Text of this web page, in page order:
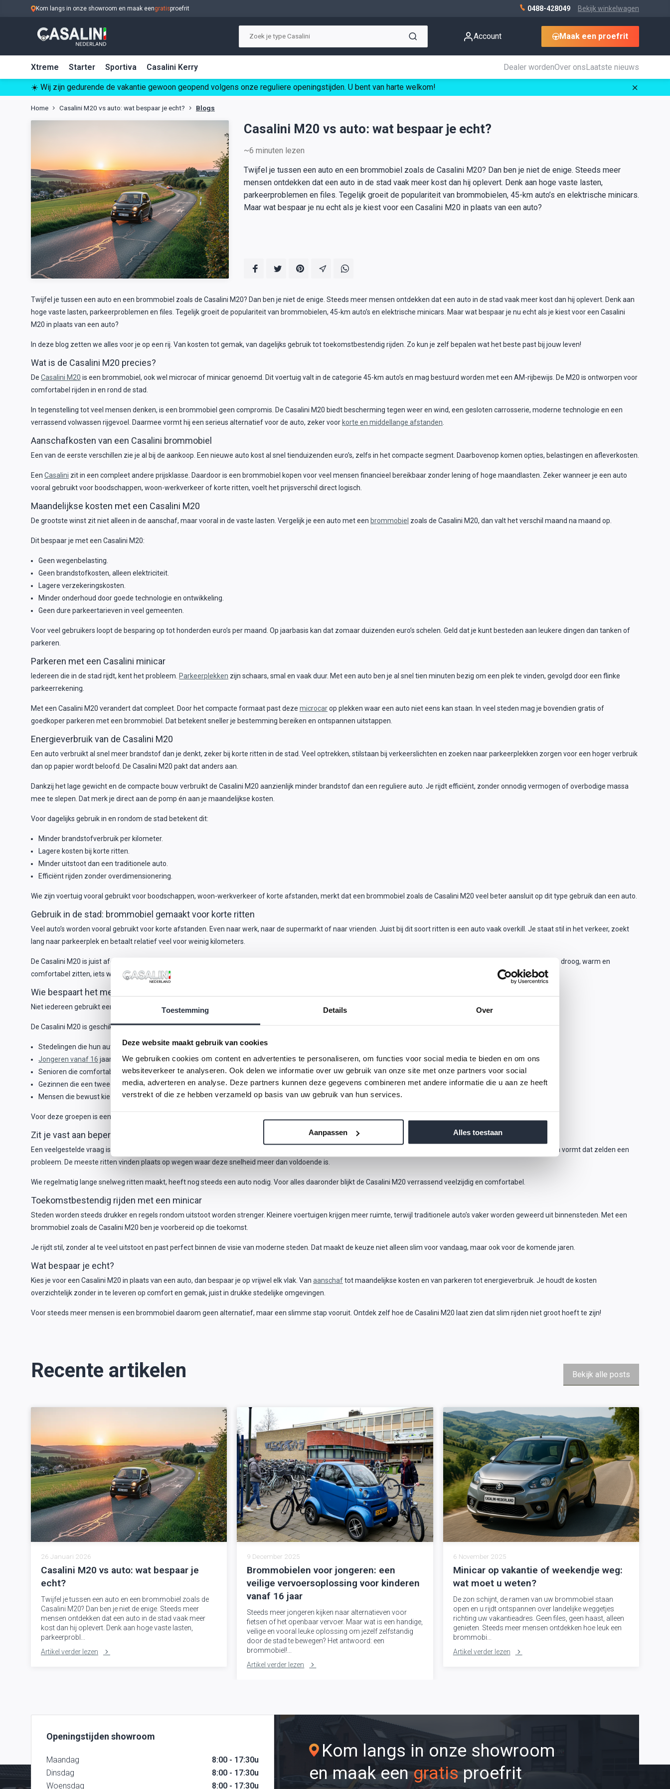
Toestemming Details Over
Deze website maakt gebruik van cookies
We gebruiken cookies om content en advertenties te personaliseren, om functies voor social media te bieden en om ons
websiteverkeer te analyseren. Ook delen we informatie over uw gebruik van onze site met onze partners voor social
media, adverteren en analyse. Deze partners kunnen deze gegevens combineren met andere informatie die u aan ze heeft
verstrekt of die ze hebben verzameld op basis van uw gebruik van hun services.
Aanpassen Alles toestaan
Kom langs in onze showroom en maak eengratisproefrit 0488-428049 Bekijk winkelwagen
Account Maak een proefrit
Xtreme Starter Sportiva Casalini Kerry Dealer wordenOver onsLaatste nieuws
☀️ Wij zijn gedurende de vakantie gewoon geopend volgens onze reguliere openingstijden. U bent van harte welkom!
Home Casalini M20 vs auto: wat bespaar je echt? Blogs
Casalini M20 vs auto: wat bespaar je echt?
~6 minuten lezen
Twijfel je tussen een auto en een brommobiel zoals de Casalini M20? Dan ben je niet de enige. Steeds meer
mensen ontdekken dat een auto in de stad vaak meer kost dan hij oplevert. Denk aan hoge vaste lasten,
parkeerproblemen en files. Tegelijk groeit de populariteit van brommobielen, 45-km auto’s en elektrische minicars.
Maar wat bespaar je nu echt als je kiest voor een Casalini M20 in plaats van een auto?
Twijfel je tussen een auto en een brommobiel zoals de Casalini M20? Dan ben je niet de enige. Steeds meer mensen ontdekken dat een auto in de stad vaak meer kost dan hij oplevert. Denk aan
hoge vaste lasten, parkeerproblemen en files. Tegelijk groeit de populariteit van brommobielen, 45-km auto’s en elektrische minicars. Maar wat bespaar je nu echt als je kiest voor een Casalini
M20 in plaats van een auto?
In deze blog zetten we alles voor je op een rij. Van kosten tot gemak, van dagelijks gebruik tot toekomstbestendig rijden. Zo kun je zelf bepalen wat het beste past bij jouw leven!
Wat is de Casalini M20 precies?
De Casalini M20 is een brommobiel, ook wel microcar of minicar genoemd. Dit voertuig valt in de categorie 45-km auto’s en mag bestuurd worden met een AM-rijbewijs. De M20 is ontworpen voor
comfortabel rijden in en rond de stad.
In tegenstelling tot veel mensen denken, is een brommobiel geen compromis. De Casalini M20 biedt bescherming tegen weer en wind, een gesloten carrosserie, moderne technologie en een
verrassend volwassen rijgevoel. Daarmee vormt hij een serieus alternatief voor de auto, zeker voor korte en middellange afstanden.
Aanschafkosten van een Casalini brommobiel
Een van de eerste verschillen zie je al bij de aankoop. Een nieuwe auto kost al snel tienduizenden euro’s, zelfs in het compacte segment. Daarbovenop komen opties, belastingen en afleverkosten.
Een Casalini zit in een compleet andere prijsklasse. Daardoor is een brommobiel kopen voor veel mensen financieel bereikbaar zonder lening of hoge maandlasten. Zeker wanneer je een auto
vooral gebruikt voor boodschappen, woon-werkverkeer of korte ritten, voelt het prijsverschil direct logisch.
Maandelijkse kosten met een Casalini M20
De grootste winst zit niet alleen in de aanschaf, maar vooral in de vaste lasten. Vergelijk je een auto met een brommobiel zoals de Casalini M20, dan valt het verschil maand na maand op.
Dit bespaar je met een Casalini M20:
Geen wegenbelasting.
Geen brandstofkosten, alleen elektriciteit.
Lagere verzekeringskosten.
Minder onderhoud door goede technologie en ontwikkeling.
Geen dure parkeertarieven in veel gemeenten.
Voor veel gebruikers loopt de besparing op tot honderden euro’s per maand. Op jaarbasis kan dat zomaar duizenden euro’s schelen. Geld dat je kunt besteden aan leukere dingen dan tanken of
parkeren.
Parkeren met een Casalini minicar
Iedereen die in de stad rijdt, kent het probleem. Parkeerplekken zijn schaars, smal en vaak duur. Met een auto ben je al snel tien minuten bezig om een plek te vinden, gevolgd door een flinke
parkeerrekening.
Met een Casalini M20 verandert dat compleet. Door het compacte formaat past deze microcarop plekken waar een auto niet eens kan staan. In veel steden mag je bovendien gratis of
goedkoper parkeren met een brommobiel. Dat betekent sneller je bestemming bereiken en ontspannen uitstappen.
Energieverbruik van de Casalini M20
Een auto verbruikt al snel meer brandstof dan je denkt, zeker bij korte ritten in de stad. Veel optrekken, stilstaan bij verkeerslichten en zoeken naar parkeerplekken zorgen voor een hoger verbruik
dan op papier wordt beloofd. De Casalini M20 pakt dat anders aan.
Dankzij het lage gewicht en de compacte bouw verbruikt de Casalini M20 aanzienlijk minder brandstof dan een reguliere auto. Je rijdt efficiënt, zonder onnodig vermogen of overbodige massa
mee te slepen. Dat merk je direct aan de pomp én aan je maandelijkse kosten.
Voor dagelijks gebruik in en rondom de stad betekent dit:
Minder brandstofverbruik per kilometer.
Lagere kosten bij korte ritten.
Minder uitstoot dan een traditionele auto.
Efficiënt rijden zonder overdimensionering.
Wie zijn voertuig vooral gebruikt voor boodschappen, woon-werkverkeer of korte afstanden, merkt dat een brommobiel zoals de Casalini M20 veel beter aansluit op dit type gebruik dan een auto.
Gebruik in de stad: brommobiel gemaakt voor korte ritten
Veel auto’s worden vooral gebruikt voor korte afstanden. Even naar werk, naar de supermarkt of naar vrienden. Juist bij dit soort ritten is een auto vaak overkill. Je staat stil in het verkeer, zoekt
lang naar parkeerplek en betaalt relatief veel voor weinig kilometers.
De Casalini M20 is juist afgestemd op dit type gebruik. Wendbaar, stil en overzichtelijk. In druk stadsverkeer voelt een
vaak fijner dan een grote auto. Daarbij blijf je droog, warm en
comfortabel zitten, iets wat scooters en fietsen niet bieden.
Wie bespaart het meest met een Casalini M20?
Niet iedereen gebruikt een voertuig op dezelfde manier. Toch zijn er duidelijke doelgroepen voor wie een brommobiel kopen financieel en interessant is.
De Casalini M20 is geschikt voor:
Stedelingen die hun auto vooral lokaal gebruiken.
Jongeren vanaf 16 jaar die zelfstandig willen rijden.
Senioren die comfortabel en overzichtelijk willen rijden.
Gezinnen die een tweede voertuig zoeken.
Mensen die bewust kiezen voor zuinig rijden.
Voor deze groepen is een auto vaak duurder dan nodig, terwijl een microcar precies biedt wat ze dagelijks nodig hebben.
Zit je vast aan beperkingen met een microcar?
Een veelgestelde vraag is of een brommobiel niet te beperkend is. De topsnelheid ligt inderdaad op 45 km per uur en snelwegen zijn niet toegestaan. In de stad en dorpen vormt dat zelden een
probleem. De meeste ritten vinden plaats op wegen waar deze snelheid meer dan voldoende is.
Wie regelmatig lange snelweg ritten maakt, heeft nog steeds een auto nodig. Voor alles daaronder blijkt de Casalini M20 verrassend veelzijdig en comfortabel.
Toekomstbestendig rijden met een minicar
Steden worden steeds drukker en regels rondom uitstoot worden strenger. Kleinere voertuigen krijgen meer ruimte, terwijl traditionele auto’s vaker worden geweerd uit binnensteden. Met een
brommobiel zoals de Casalini M20 ben je voorbereid op die toekomst.
Je rijdt stil, zonder al te veel uitstoot en past perfect binnen de visie van moderne steden. Dat maakt de keuze niet alleen slim voor vandaag, maar ook voor de komende jaren.
Wat bespaar je echt?
Kies je voor een Casalini M20 in plaats van een auto, dan bespaar je op vrijwel elk vlak. Van aanschaftot maandelijkse kosten en van parkeren tot energieverbruik. Je houdt de kosten
overzichtelijk zonder in te leveren op comfort en gemak, juist in drukke stedelijke omgevingen.
Voor steeds meer mensen is een brommobiel daarom geen alternatief, maar een slimme stap vooruit. Ontdek zelf hoe de Casalini M20 laat zien dat slim rijden niet groot hoeft te zijn!
Recente artikelen Bekijk alle posts
26 Januari 2026
Casalini M20 vs auto: wat bespaar je
echt?
Twijfel je tussen een auto en een brommobiel zoals de
Casalini M20? Dan ben je niet de enige. Steeds meer
mensen ontdekken dat een auto in de stad vaak meer
kost dan hij oplevert. Denk aan hoge vaste lasten,
parkeerprobl...
Artikel verder lezen
9 December 2025
Brommobielen voor jongeren: een
veilige vervoersoplossing voor kinderen
vanaf 16 jaar
Steeds meer jongeren kijken naar alternatieven voor
fietsen of het openbaar vervoer. Maar wat is een handige,
veilige en vooral leuke oplossing om jezelf zelfstandig
door de stad te bewegen? Het antwoord: een
brommobiel!...
Artikel verder lezen
6 November 2025
Minicar op vakantie of weekendje weg:
wat moet u weten?
De zon schijnt, de ramen van uw brommobiel staan
open en u rijdt ontspannen over landelijke weggetjes
richting uw vakantieadres. Geen files, geen haast, alleen
genieten. Steeds meer mensen ontdekken hoe leuk een
brommobi...
Artikel verder lezen
Openingstijden showroom
Maandag
8:00 - 17:30u
Dinsdag
8:00 - 17:30u
Woensdag
8:00 - 17:30u
Kom langs in onze showroom
en maak eengratisproefrit